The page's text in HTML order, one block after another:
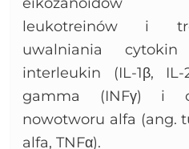
leukotreinów i
uwalniania
interleukin (IL-1β,
gamma (INFγ) i
nowotworu alfa (ang.
alfa, TNFα).